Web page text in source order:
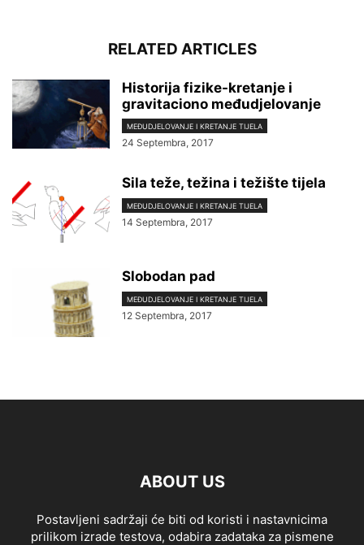
RELATED ARTICLES
Historija fizike-kretanje i
gravitaciono međudjelovanje
MEĐUDJELOVANJE I KRETANJE TIJELA
24 Septembra, 2017
Sila teže, težina i težište tijela
MEĐUDJELOVANJE I KRETANJE TIJELA
14 Septembra, 2017
Slobodan pad
MEĐUDJELOVANJE I KRETANJE TIJELA
12 Septembra, 2017
ABOUT US
Postavljeni sadržaji će biti od koristi i nastavnicima
prilikom izrade testova, odabira zadataka za pismene